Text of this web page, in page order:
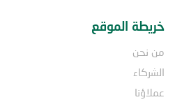
خريطة الموقع
من نحن
الشركاء
عملاؤنا